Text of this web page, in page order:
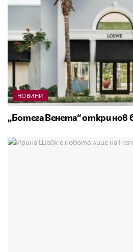
НОВИНИ
„Ботега Венета“ откри нов